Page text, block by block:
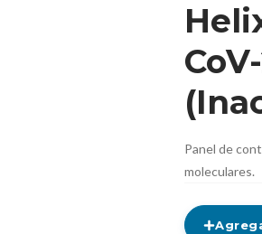
Panel de
moleculares.